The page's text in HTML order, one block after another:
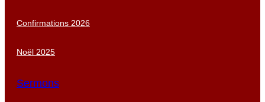
Confirmations 2026
Noël 2025
Sermons